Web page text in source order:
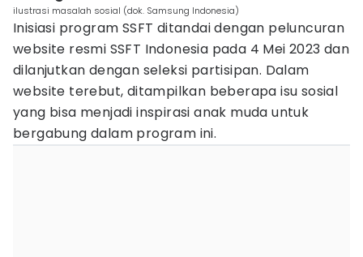
ilustrasi masalah sosial (dok. Samsung Indonesia)
Inisiasi program SSFT ditandai dengan peluncuran
website resmi SSFT Indonesia pada 4 Mei 2023 dan
dilanjutkan dengan seleksi partisipan. Dalam
website terebut, ditampilkan beberapa isu sosial
yang bisa menjadi inspirasi anak muda untuk
bergabung dalam program ini.